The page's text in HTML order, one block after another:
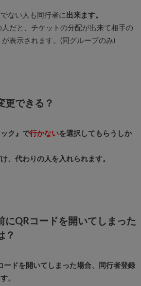
ない人も同行者に出来ます。
人だと、チケットの分配が出来て相手の
が表示されます。(同グループのみ)
更できる？
ク』で行かないを選択してもらうしか
、代わりの人を入れられます。
にQRコードを開いてしまった
？
ードを開いてしまった場合、同行者登録
。